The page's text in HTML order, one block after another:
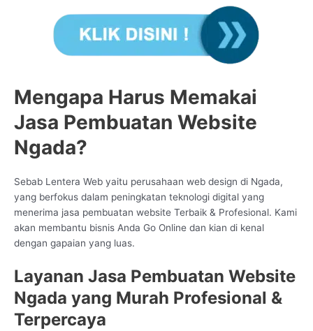
Mengapa Harus Memakai
Jasa Pembuatan Website
Ngada?
Sebab Lentera Web yaitu perusahaan web design di Ngada,
yang berfokus dalam peningkatan teknologi digital yang
menerima jasa pembuatan website Terbaik & Profesional. Kami
akan membantu bisnis Anda Go Online dan kian di kenal
dengan gapaian yang luas.
Layanan Jasa Pembuatan Website
Ngada yang Murah Profesional &
Terpercaya